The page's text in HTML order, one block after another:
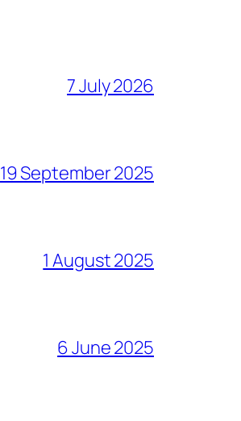
7 July 2026
19 September 2025
1 August 2025
6 June 2025